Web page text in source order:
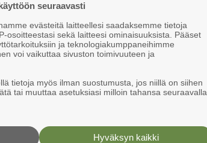
seuraavasti
evästeitä laitteellesi saadaksemme tietoja
osoitteestasi sekä laitteesi ominaisuuksista. Pääset
ja teknologiakumppaneihimme
voi vaikuttaa sivuston toimivuuteen ja
tietoja myös ilman suostumusta, jos niillä on siihen
tai muuttaa asetuksiasi milloin tahansa seuraavalla
Hyväksyn kaikki